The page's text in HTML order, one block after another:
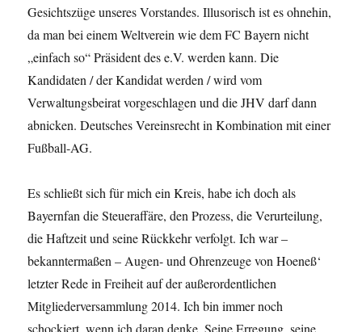
Gesichtszüge unseres Vorstandes. Illusorisch ist es ohnehin,
da man bei einem Weltverein wie dem FC Bayern nicht
„einfach so“ Präsident des e.V. werden kann. Die
Kandidaten / der Kandidat werden / wird vom
Verwaltungsbeirat vorgeschlagen und die JHV darf dann
abnicken. Deutsches Vereinsrecht in Kombination mit einer
Fußball-AG.
Es schließt sich für mich ein Kreis, habe ich doch als
Bayernfan die Steueraffäre, den Prozess, die Verurteilung,
die Haftzeit und seine Rückkehr verfolgt. Ich war –
bekanntermaßen – Augen- und Ohrenzeuge von Hoeneß‘
letzter Rede in Freiheit auf der außerordentlichen
Mitgliederversammlung 2014. Ich bin immer noch